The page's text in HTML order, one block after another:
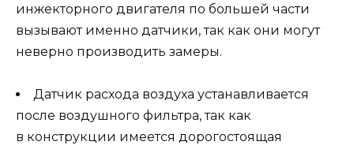
инжекторного двигателя по большей части
вызывают именно датчики, так как они могут
неверно производить замеры.
Датчик расхода воздуха устанавливается
после воздушного фильтра, так как
в конструкции имеется дорогостоящая